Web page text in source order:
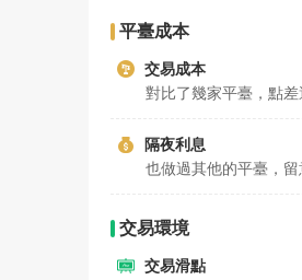
平臺成本
交易成本
對比了幾家平臺，點差
隔夜利息
也做過其他的平臺，留
交易環境
交易滑點